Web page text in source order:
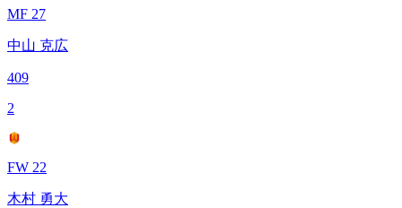
MF 27
中山 克広
409
2
FW 22
木村 勇大